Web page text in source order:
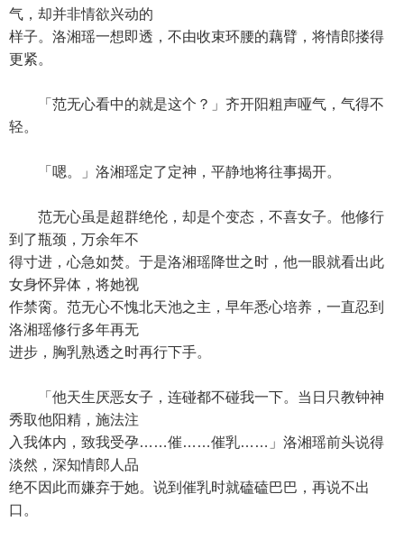
气，却并非情欲兴动的
样子。洛湘瑶一想即透，不由收束环腰的藕臂，将情郎搂得
更紧。
「范无心看中的就是这个？」齐开阳粗声哑气，气得不
轻。
「嗯。」洛湘瑶定了定神，平静地将往事揭开。
范无心虽是超群绝伦，却是个变态，不喜女子。他修行
到了瓶颈，万余年不
得寸进，心急如焚。于是洛湘瑶降世之时，他一眼就看出此
女身怀异体，将她视
作禁脔。范无心不愧北天池之主，早年悉心培养，一直忍到
洛湘瑶修行多年再无
进步，胸乳熟透之时再行下手。
「他天生厌恶女子，连碰都不碰我一下。当日只教钟神
秀取他阳精，施法注
入我体内，致我受孕……催……催乳……」洛湘瑶前头说得
淡然，深知情郎人品
绝不因此而嫌弃于她。说到催乳时就磕磕巴巴，再说不出
口。